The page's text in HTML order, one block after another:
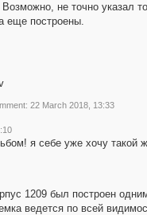
не точно указал
еще построены.
22 March 2018, 13:33
я себе уже хочу такой
1209 был построен
ведется по всей